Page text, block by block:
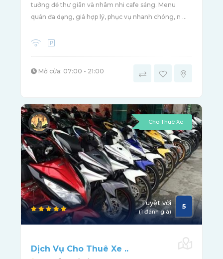
tưởng để thư giãn và nhâm nhi cafe sáng. Menu
quán đa dạng, giá hợp lý, phục vụ nhanh chóng, n ...
Mở cửa: 07:00 - 21:00
Cho Thuê Xe
Tuyệt vời
(1 đánh giá)
5
Dịch Vụ Cho Thuê Xe ..